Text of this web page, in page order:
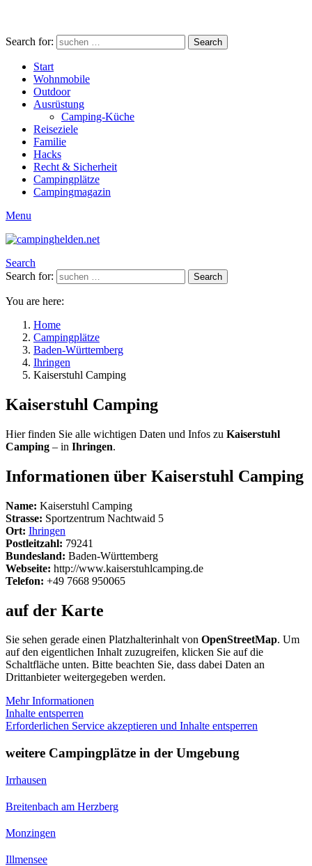
Search for: Search
Start
Wohnmobile
Outdoor
Ausrüstung
Camping-Küche
Reiseziele
Familie
Hacks
Recht & Sicherheit
Campingplätze
Campingmagazin
Menu
Search
Search for:
Search
You are here:
Home
Campingplätze
Baden-Württemberg
Ihringen
Kaiserstuhl Camping
Kaiserstuhl Camping
Hier finden Sie alle wichtigen Daten und Infos zu Kaiserstuhl
Camping – in Ihringen.
Informationen über Kaiserstuhl Camping
Name: Kaiserstuhl Camping
Strasse: Sportzentrum Nachtwaid 5
Ort: Ihringen
Postleitzahl: 79241
Bundesland: Baden-Württemberg
Webseite: http://www.kaiserstuhlcamping.de
Telefon: +49 7668 950065
auf der Karte
Sie sehen gerade einen Platzhalterinhalt von OpenStreetMap. Um
auf den eigentlichen Inhalt zuzugreifen, klicken Sie auf die
Schaltfläche unten. Bitte beachten Sie, dass dabei Daten an
Drittanbieter weitergegeben werden.
Mehr Informationen
Inhalte entsperren
Erforderlichen Service akzeptieren und Inhalte entsperren
weitere Campingplätze in der Umgebung
Irrhausen
Breitenbach am Herzberg
Monzingen
Illmensee